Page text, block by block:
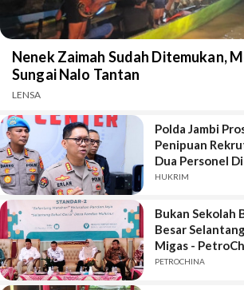
Nenek Zaimah Sudah Ditemukan,
Sungai Nalo Tantan
LENSA
Polda Jambi
Penipuan
Dua Personel
HUKRIM
Bukan Sekolah
Besar
Migas -
Tanjung Jabung
PETROCHINA